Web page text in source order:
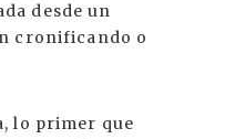
desde un
cronificando o
lo primer que